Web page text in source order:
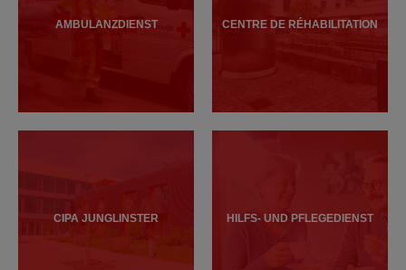
AMBULANZDIENST CENTRE DE RÉHABILITATION
CIPA JUNGLINSTER HILFS- UND PFLEGEDIENST